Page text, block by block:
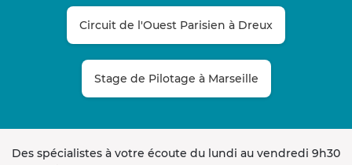
Circuit de l'Ouest Parisien à Dreux
Stage de Pilotage à Marseille
Des spécialistes à votre écoute du lundi au vendredi 9h30